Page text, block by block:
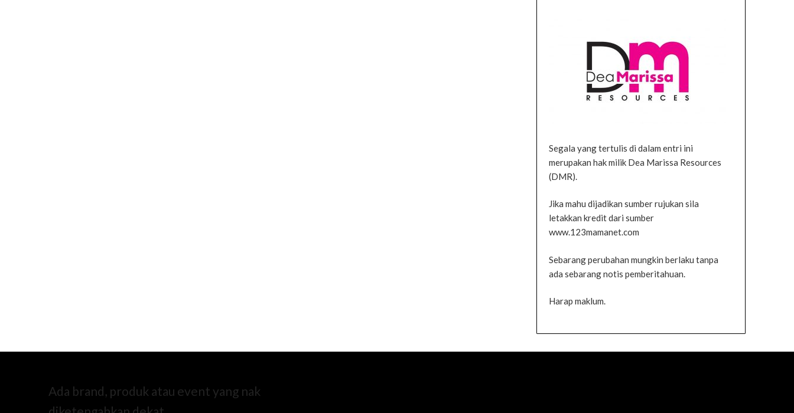
Segala yang tertulis di dalam entri ini
merupakan hak milik Dea Marissa Resources
(DMR).
Jika mahu dijadikan sumber rujukan sila
letakkan kredit dari sumber
www.123mamanet.com
Sebarang perubahan mungkin berlaku tanpa
ada sebarang notis pemberitahuan.
Harap maklum.
Ada brand, produk atau event yang nak